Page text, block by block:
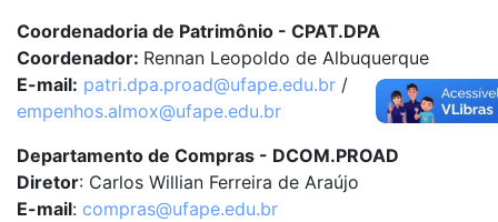
Coordenadoria de Patrimônio - CPAT.DPA
Coordenador: Rennan Leopoldo de Albuquerque
E-mail: patri.dpa.proad@ufape.edu.br /
empenhos.almox@ufape.edu.br
Departamento de Compras - DCOM.PROAD
Diretor: Carlos Willian Ferreira de Araújo
E-mail: compras@ufape.edu.br